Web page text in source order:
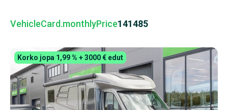
VehicleCard.monthlyPrice141485
Korko jopa 1,99 % + 3000 € edut